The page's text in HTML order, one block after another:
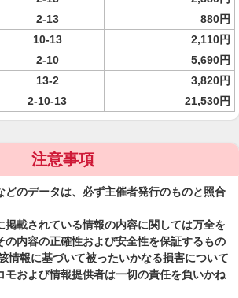
2-13
880円
10-13
2,110円
2-10
5,690円
13-2
3,820円
2-10-13 21,530円
注意事項
どのデータは、必ず主催者発行のものと照合
掲載されている情報の内容に関しては万全を
の内容の正確性および安全性を保証するもの
情報に基づいて被ったいかなる損害について
モおよび情報提供者は一切の責任を負いかね